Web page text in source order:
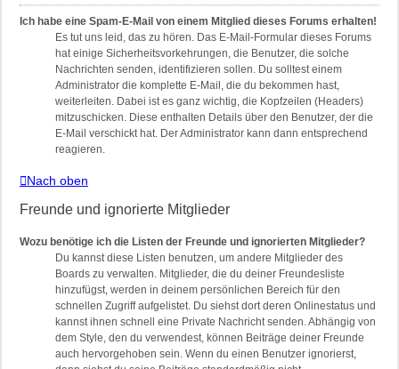
Ich habe eine Spam-E-Mail von einem Mitglied dieses Forums erhalten!
Es tut uns leid, das zu hören. Das E-Mail-Formular dieses Forums
hat einige Sicherheitsvorkehrungen, die Benutzer, die solche
Nachrichten senden, identifizieren sollen. Du solltest einem
Administrator die komplette E-Mail, die du bekommen hast,
weiterleiten. Dabei ist es ganz wichtig, die Kopfzeilen (Headers)
mitzuschicken. Diese enthalten Details über den Benutzer, der die
E-Mail verschickt hat. Der Administrator kann dann entsprechend
reagieren.
Nach oben
Freunde und ignorierte Mitglieder
Wozu benötige ich die Listen der Freunde und ignorierten Mitglieder?
Du kannst diese Listen benutzen, um andere Mitglieder des
Boards zu verwalten. Mitglieder, die du deiner Freundesliste
hinzufügst, werden in deinem persönlichen Bereich für den
schnellen Zugriff aufgelistet. Du siehst dort deren Onlinestatus und
kannst ihnen schnell eine Private Nachricht senden. Abhängig von
dem Style, den du verwendest, können Beiträge deiner Freunde
auch hervorgehoben sein. Wenn du einen Benutzer ignorierst,